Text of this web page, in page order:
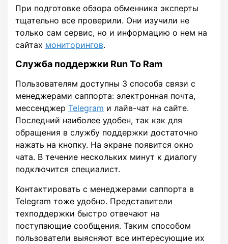
При подготовке обзора обменника эксперты
тщательно все проверили. Они изучили не
только сам сервис, но и информацию о нем на
сайтах мониторингов.
Служба поддержки Run To Ram
Пользователям доступны 3 способа связи с
менеджерами саппорта: электронная почта,
мессенджер Telegram и лайв-чат на сайте.
Последний наиболее удобен, так как для
обращения в службу поддержки достаточно
нажать на кнопку. На экране появится окно
чата. В течение нескольких минут к диалогу
подключится специалист.
Контактировать с менеджерами саппорта в
Telegram тоже удобно. Представители
техподдержки быстро отвечают на
поступающие сообщения. Таким способом
пользователи выясняют все интересующие их